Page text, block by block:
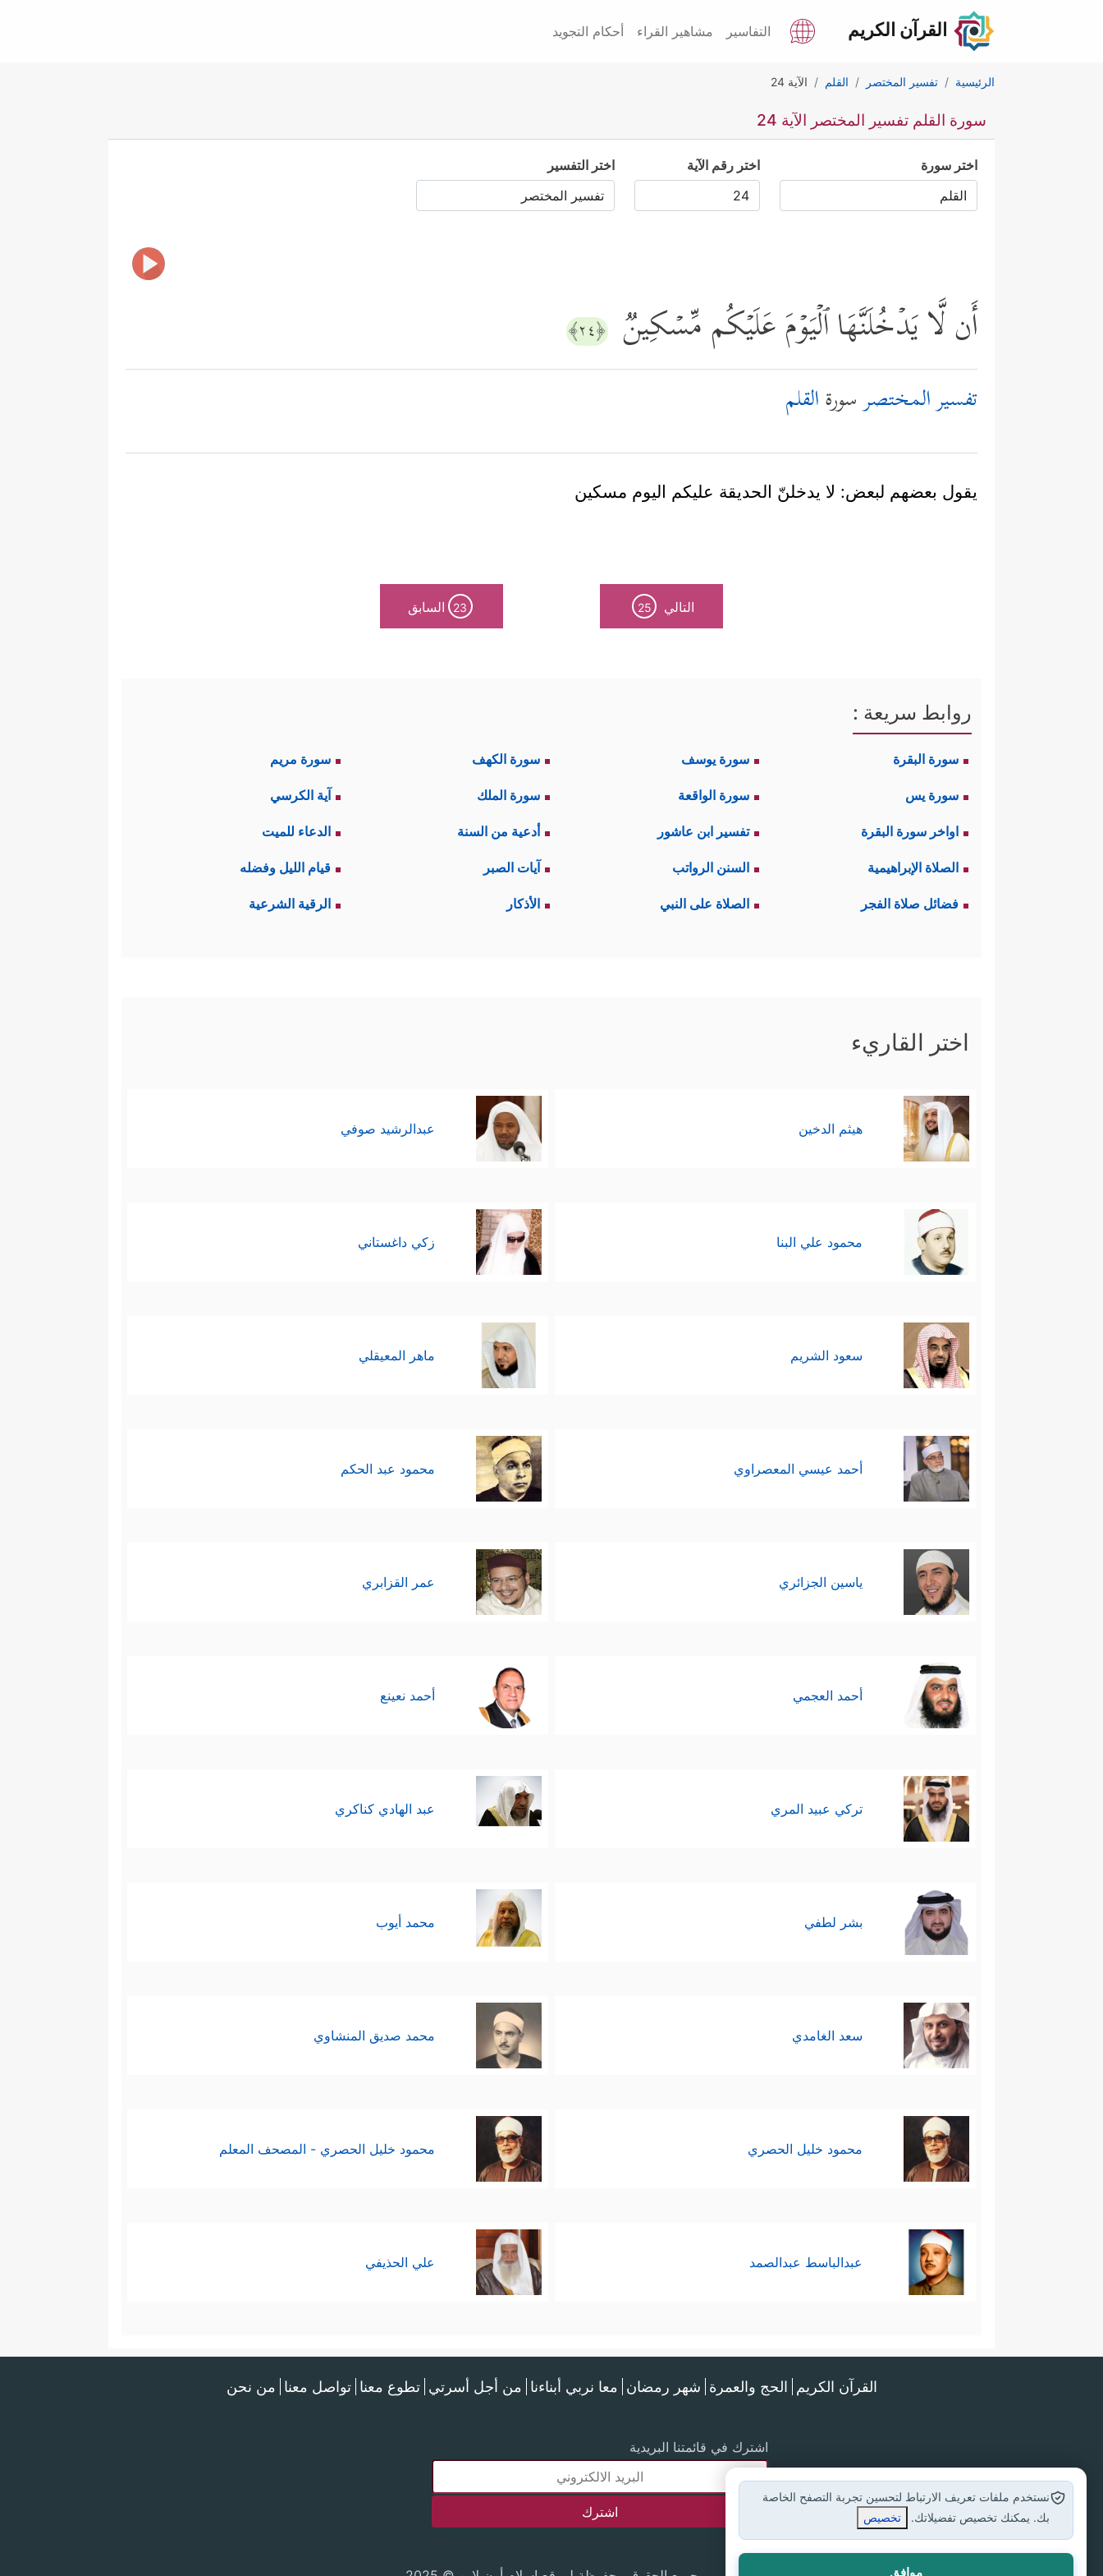
القرآن الكريم التفاسير مشاهير القراء أحكام التجويد
الرئيسية تفسير المختصر القلم الآية 24
سورة القلم تفسير المختصر الآية 24
اختر سورة اختر رقم الآية اختر التفسير
أَن لَّا یَدۡخُلَنَّهَا ٱلۡیَوۡمَ عَلَیۡكُم مِّسۡكِینࣱ ﴿٢٤﴾
تفسير المختصرسورةالقلم
يقول بعضهم لبعض: لا يدخلنّ الحديقة عليكم اليوم مسكين
التالي 25
23 السابق
روابط سريعة :
سورة البقرة سورة يوسف سورة الكهف سورة مريم
سورة يس سورة الواقعة سورة الملك آية الكرسي
اواخر سورة البقرة تفسير ابن عاشور أدعية من السنة الدعاء للميت
الصلاة الإبراهيمية السنن الرواتب آيات الصبر قيام الليل وفضله
فضائل صلاة الفجر الصلاة على النبي الأذكار الرقية الشرعية
اختر القاريء
هيثم الدخين عبدالرشيد صوفي
محمود علي البنا زكي داغستاني
سعود الشريم ماهر المعيقلي
أحمد عيسي المعصراوي محمود عبد الحكم
ياسين الجزائري عمر القزابري
أحمد العجمي أحمد نعينع
تركي عبيد المري عبد الهادي كناكري
بشر لطفي محمد أيوب
سعد الغامدي محمد صديق المنشاوي
محمود خليل الحصري محمود خليل الحصري - المصحف المعلم
عبدالباسط عبدالصمد علي الحذيفي
القرآن الكريم الحج والعمرة شهر رمضان معا نربي أبناءنا من أجل أسرتي تطوع معنا تواصل معنا من نحن
اشترك في قائمتنا البريدية
نستخدم ملفات تعريف الارتباط لتحسين تجربة التصفح الخاصة
بك. يمكنك تخصيص تفضيلاتك.
تخصيص
موافق